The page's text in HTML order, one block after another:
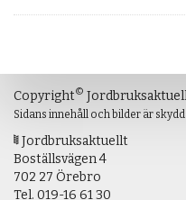
Copyright©
Sidans innehåll och bilder är
Jordbruksaktuellt
Boställsvägen 4
702 27 Örebro
Tel. 019-16 61 30